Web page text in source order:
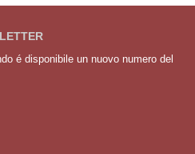
é disponibile un nuovo numero del